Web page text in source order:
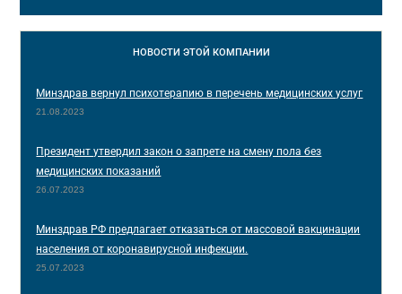
НОВОСТИ ЭТОЙ КОМПАНИИ
Минздрав вернул психотерапию в перечень медицинских услуг
21.08.2023
Президент утвердил закон о запрете на смену пола без
медицинских показаний
26.07.2023
Минздрав РФ предлагает отказаться от массовой вакцинации
населения от коронавирусной инфекции.
25.07.2023